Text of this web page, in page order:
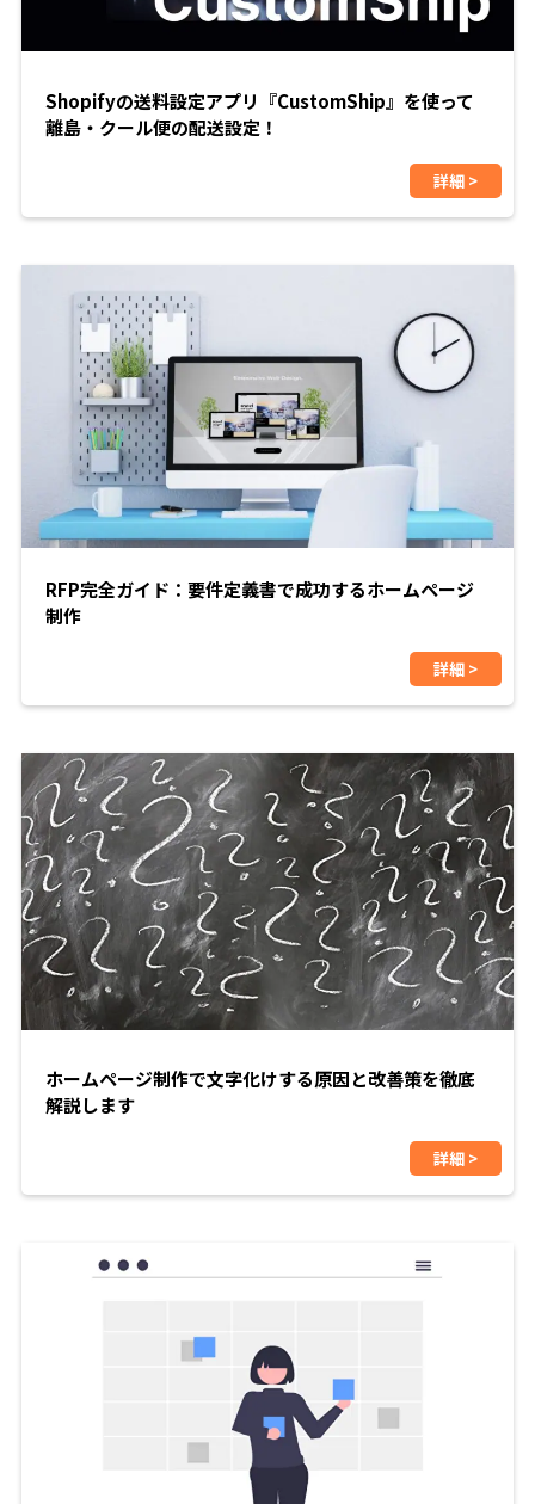
Shopifyの送料設定アプリ『CustomShip』を使って
離島・クール便の配送設定！
詳細 >
RFP完全ガイド：要件定義書で成功するホームページ
制作
詳細 >
ホームページ制作で文字化けする原因と改善策を徹底
解説します
詳細 >